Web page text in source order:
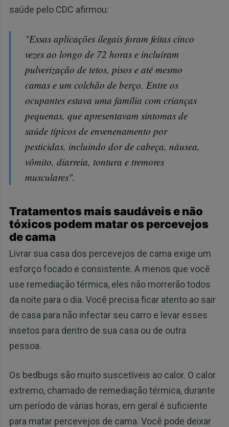
saúde pelo CDC afirmou:
"Essas aplicações ilegais foram feitas cinco
vezes ao longo de 72 horas e incluíram
pulverização de tetos, pisos e até mesmo
camas e um colchão de berço. Entre os
ocupantes estava uma família com crianças
pequenas, que apresentavam sintomas de
saúde típicos de envenenamento por
pesticidas, incluindo dor de cabeça, náusea,
vômito, diarreia, tontura e tremores
musculares".
Tratamentos mais saudáveis e não
tóxicos podem matar os percevejos
de cama
Livrar sua casa dos percevejos de cama exige um
esforço focado e consistente. A menos que você
use remediação térmica, eles não morrerão todos
da noite para o dia. Você precisa ficar atento ao sair
de casa para não infectar seu carro e levar esses
insetos para dentro de sua casa ou de outra
pessoa.
Os bedbugs são muito suscetíveis ao calor. O calor
extremo, chamado de remediação térmica, durante
um período de várias horas, em geral é suficiente
para matar percevejos de cama. Você pode deixar